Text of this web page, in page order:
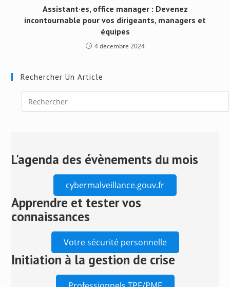
Assistant·es, office manager : Devenez
incontournable pour vos dirigeants, managers et
équipes
4 décembre 2024
Rechercher Un Article
close
L'agenda des évènements du mois
cybermalveillance.gouv.fr
Apprendre et tester vos
connaissances
Votre sécurité personnelle
Initiation à la gestion de crise